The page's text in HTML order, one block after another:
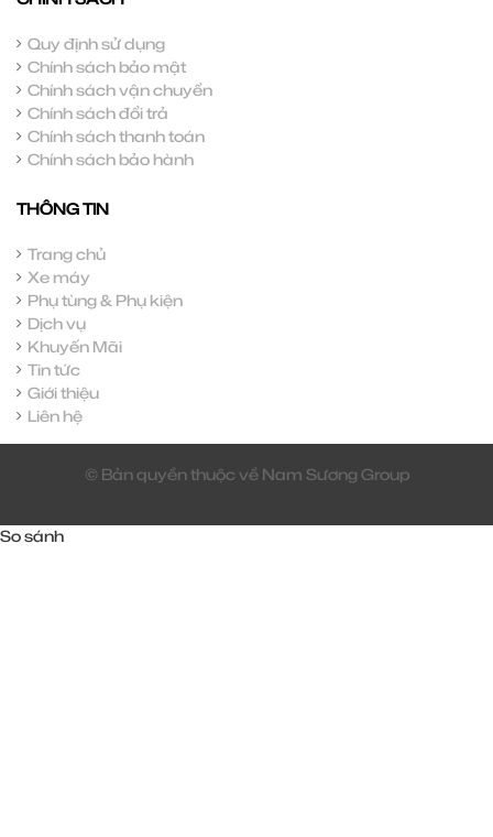
Quy định sử dụng
Chính sách bảo mật
Chính sách vận chuyển
Chính sách đổi trả
Chính sách thanh toán
Chính sách bảo hành
THÔNG TIN
Trang chủ
Xe máy
Phụ tùng & Phụ kiện
Dịch vụ
Khuyến Mãi
Tin tức
Giới thiệu
Liên hệ
© Bản quyền thuộc về Nam Sương Group
So sánh